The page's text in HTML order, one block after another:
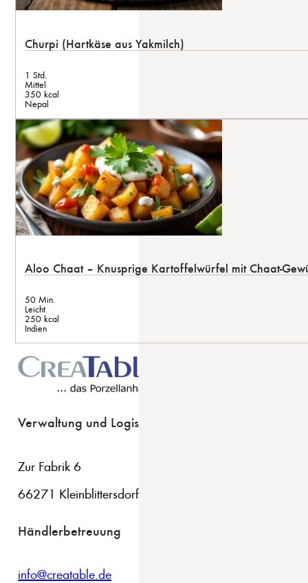
Churpi (Hartkäse aus Yakmilch)
1 Std.
Mittel
350 kcal
Nepal
Aloo Chaat – Knusprige Kartoffelwürfel mit Chaat-
50 Min.
Leicht
250 kcal
Indien
Verwaltung und Logistik
Zur Fabrik 6
66271 Kleinblittersdorf
Händlerbetreuung
info@creatable.de